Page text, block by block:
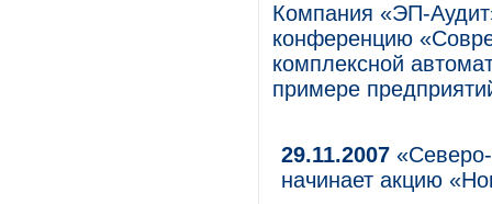
Компания «ЭП-
конференцию
комплексной
примере
29.11.2007
начинает акцию